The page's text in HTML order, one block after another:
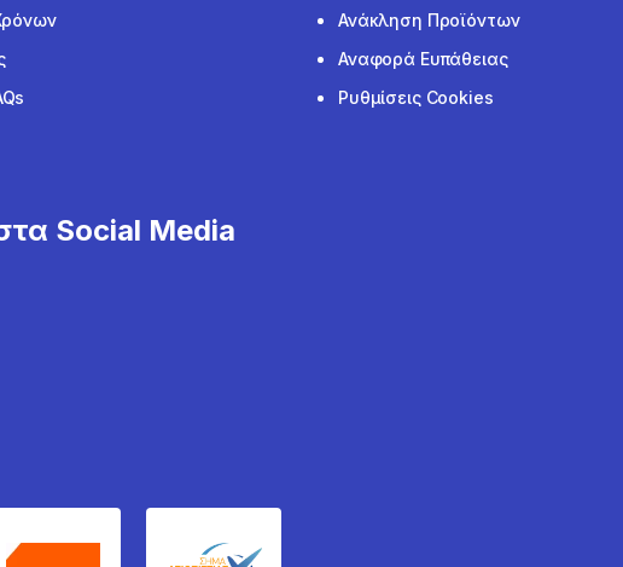
Ανάκληση Προϊόντων
Αναφορά Ευπάθειας
Ρυθμίσεις Cookies
Social Media